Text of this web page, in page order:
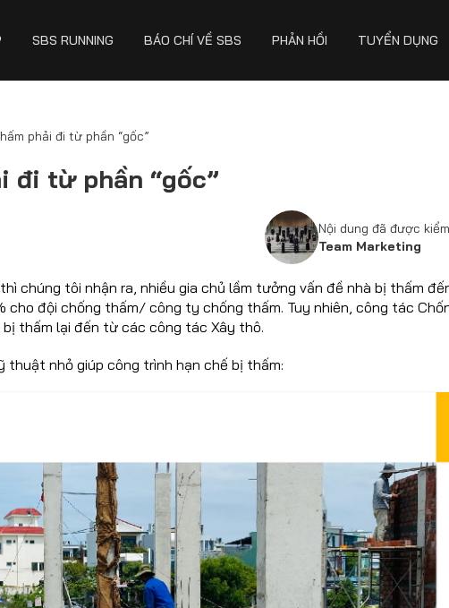
SBS RUNNING BÁO CHÍ VỀ SBS PHẢN HỒI TUYỂN DỤNG
phải đi từ phần “gốc”
đi từ phần “gốc”
Nội dung đã được
Team Marketing
chúng tôi nhận ra, nhiều gia chủ lầm tưởng vấn đề nhà bị thấm
cho đội chống thấm/ công ty chống thấm. Tuy nhiên, công tác
bị thấm lại đến từ các công tác Xây thô.
thuật nhỏ giúp công trình hạn chế bị thấm: